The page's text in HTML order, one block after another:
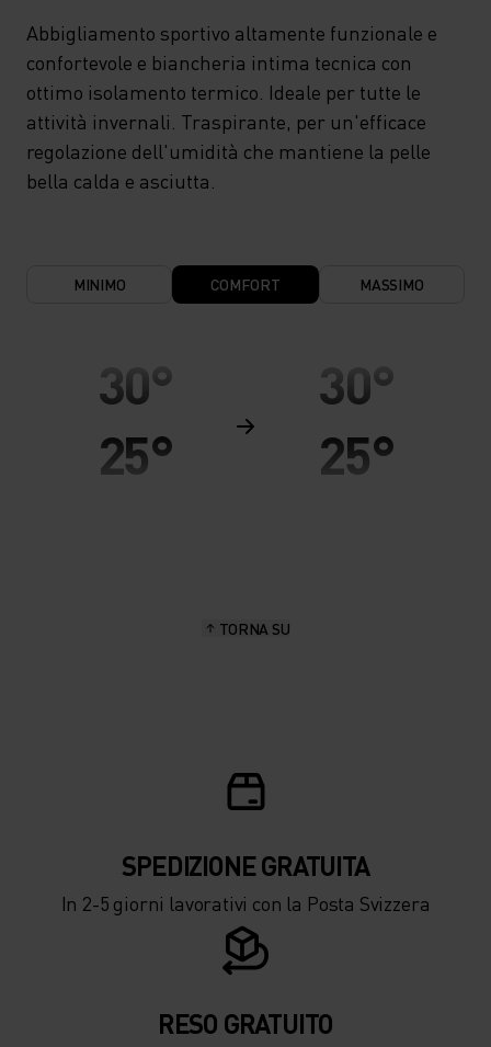
Abbigliamento sportivo altamente funzionale e
confortevole e biancheria intima tecnica con
ottimo isolamento termico. Ideale per tutte le
attività invernali. Traspirante, per un'efficace
regolazione dell'umidità che mantiene la pelle
bella calda e asciutta.
MINIMO COMFORT MASSIMO
30°
25°
-5°
-15°
30°
25°
-5°
-15°
TORNA SU
SPEDIZIONE ​​​​​​GRATUITA
In 2-5 giorni lavorativi con la Posta Svizzera
RESO GRATUITO